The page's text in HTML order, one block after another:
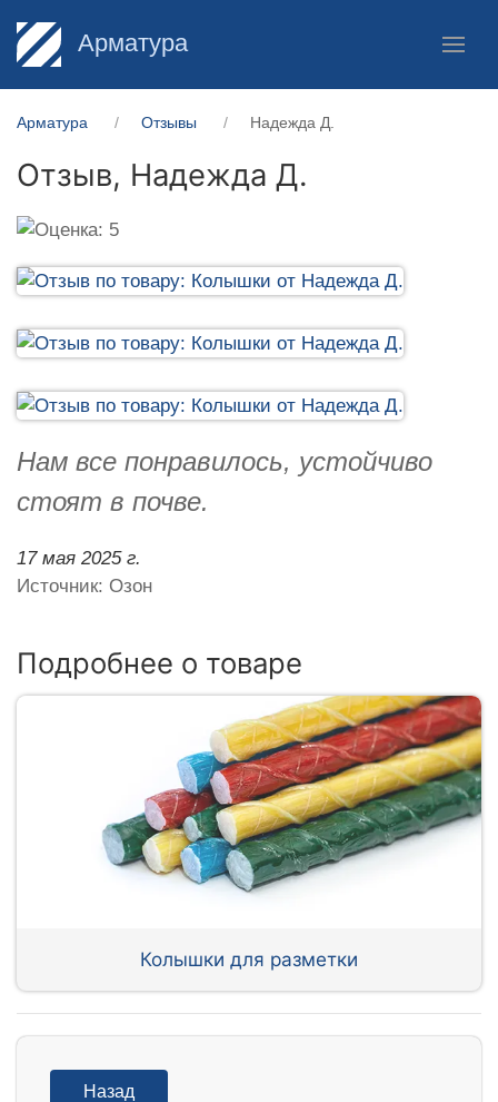
Арматура
Арматура Отзывы Надежда Д.
Отзыв, Надежда Д.
Нам все понравилось, устойчиво
стоят в почве.
17 мая 2025 г.
Источник: Озон
Подробнее о товаре
Колышки для разметки
Назад